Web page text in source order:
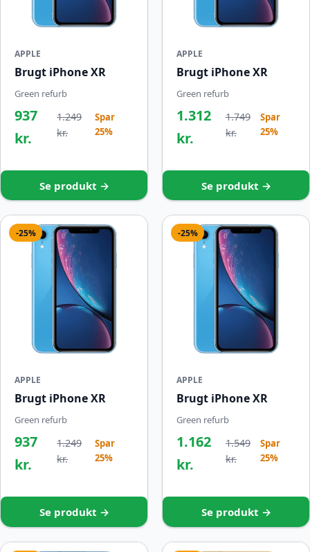
APPLE
Brugt iPhone XR
Green refurb
937
kr.
1.249
kr.
Spar
25%
Se produkt →
APPLE
Brugt iPhone XR
Green refurb
1.312
kr.
1.749
kr.
Spar
25%
Se produkt →
-25%
APPLE
Brugt iPhone XR
Green refurb
937
kr.
1.249
kr.
Spar
25%
Se produkt →
-25%
APPLE
Brugt iPhone XR
Green refurb
1.162
kr.
1.549
kr.
Spar
25%
Se produkt →